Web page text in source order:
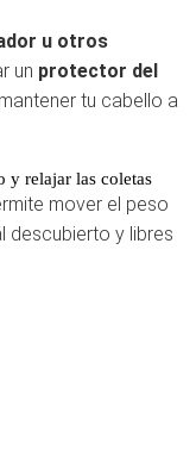
u otros
un protector del
tu cabello a
y relajar las coletas
mover el peso
descubierto y libres